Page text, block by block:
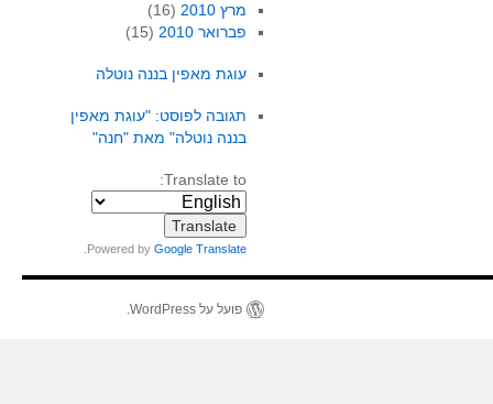
מרץ 2010
(16)
פברואר 2010
(15)
עוגת מאפין בננה נוטלה
תגובה לפוסט: "עוגת מאפין
בננה נוטלה" מאת "חנה"
Translate to:
Powered byGoogle Translate
פועל על WordPress.